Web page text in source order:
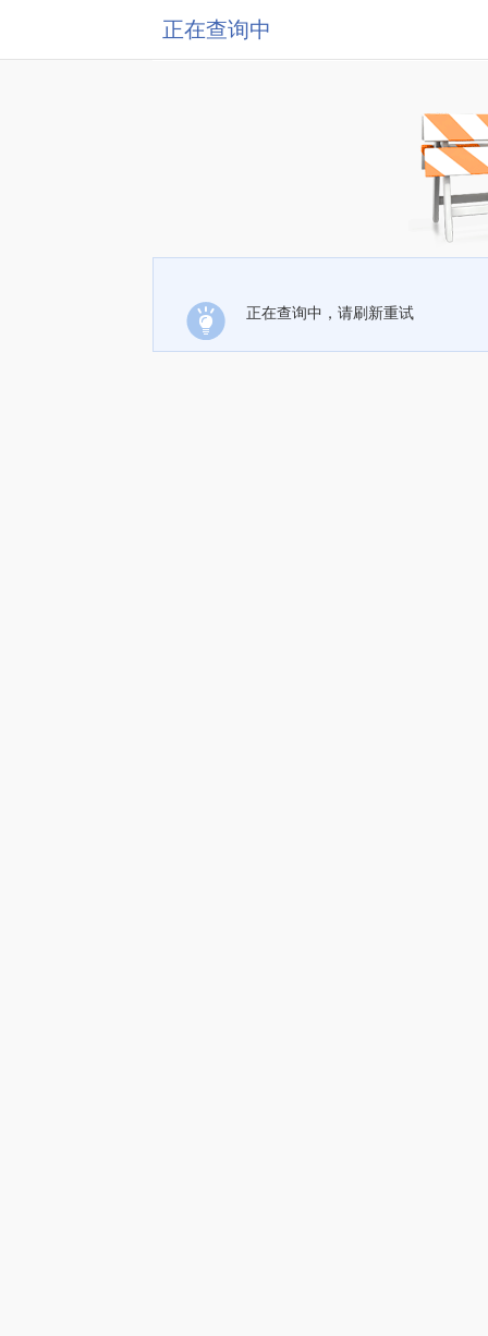
正在查询中
正在查询中，请刷新重试